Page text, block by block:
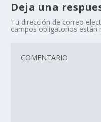
Deja una
Tu dirección de correo
campos obligatorios